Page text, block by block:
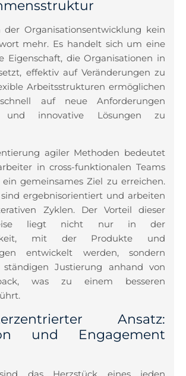
Organisationsentwicklung kein
mehr. Es handelt sich um eine
Eigenschaft, die Organisationen in
effektiv auf Veränderungen zu
Arbeitsstrukturen ermöglichen
auf neue Anforderungen
und innovative Lösungen zu
agiler Methoden bedeutet
in cross-funktionalen Teams
gemeinsames Ziel zu erreichen.
sind ergebnisorientiert und arbeiten
Zyklen. Der Vorteil dieser
liegt nicht nur in der
mit der Produkte und
entwickelt werden, sondern
Justierung anhand von
was zu einem besseren
Ansatz:
und Engagement